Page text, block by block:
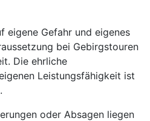
eigene Gefahr und eigenes
bei Gebirgstouren
Die ehrliche
Leistungsfähigkeit ist
oder Absagen liegen